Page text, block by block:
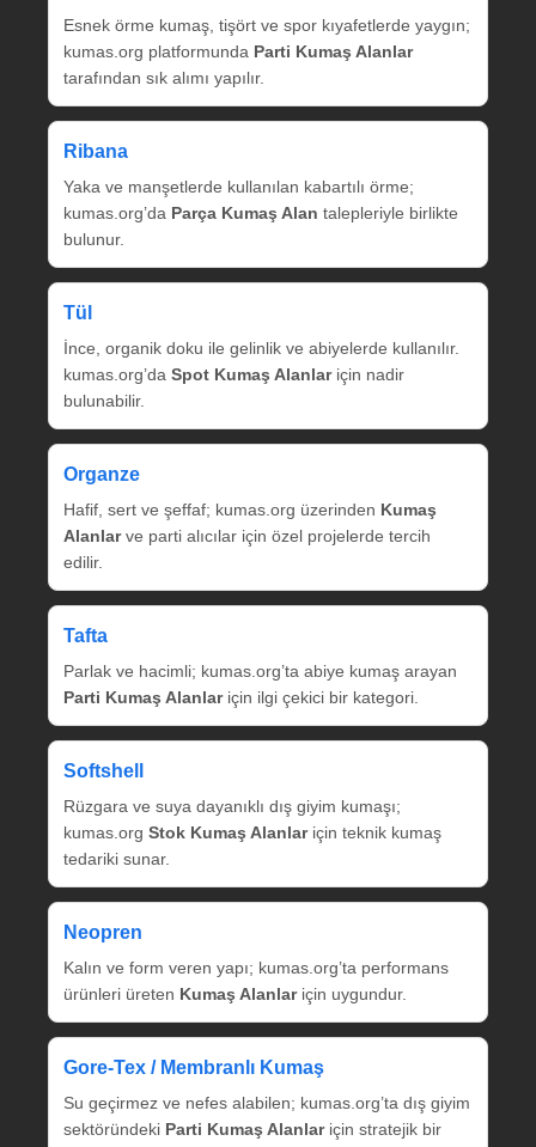
Esnek örme kumaş, tişört ve spor kıyafetlerde yaygın;
kumas.org platformunda Parti Kumaş Alanlar
tarafından sık alımı yapılır.
Ribana
Yaka ve manşetlerde kullanılan kabartılı örme;
kumas.org’da Parça Kumaş Alan talepleriyle birlikte
bulunur.
Tül
İnce, organik doku ile gelinlik ve abiyelerde kullanılır.
kumas.org’da Spot Kumaş Alanlariçin nadir
bulunabilir.
Organze
Hafif, sert ve şeffaf; kumas.org üzerinden Kumaş
Alanlarve parti alıcılar için özel projelerde tercih
edilir.
Tafta
Parlak ve hacimli; kumas.org’ta abiye kumaş arayan
Parti Kumaş Alanlariçin ilgi çekici bir kategori.
Softshell
Rüzgara ve suya dayanıklı dış giyim kumaşı;
kumas.org Stok Kumaş Alanlariçin teknik kumaş
tedariki sunar.
Neopren
Kalın ve form veren yapı; kumas.org’ta performans
ürünleri üreten Kumaş Alanlariçin uygundur.
Gore‑Tex / Membranlı Kumaş
Su geçirmez ve nefes alabilen; kumas.org’ta dış giyim
sektöründeki Parti Kumaş Alanlariçin stratejik bir